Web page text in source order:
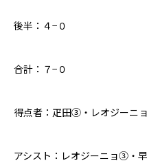
後半： ４−０
合計：７−０
得点者：疋田③・レオジーニ
アシスト：レオジーニョ③・